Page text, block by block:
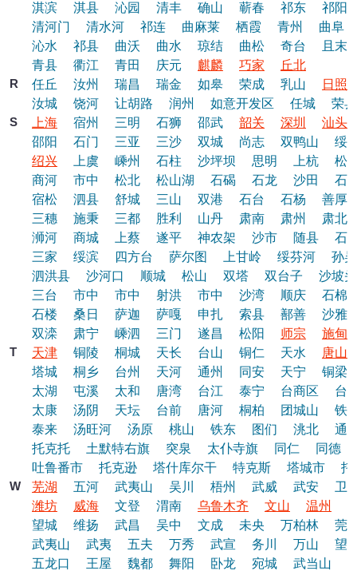
淇滨
淇县 沁园 清丰 确山 蕲春 祁东
祁阳
清河门
清水河 祁连 曲麻莱 栖霞 青州
曲阜
沁水
祁县 曲沃 曲水 琼结 曲松 奇台
且末
青县
衢江 青田 庆元 麒麟 巧家
丘北
R
任丘 汝州 瑞昌 瑞金 如皋 荣成 乳山
日照
汝城
饶河 让胡路 润州 如意开发区 任城
荣县
S
上海 宿州 三明 石狮 邵武 韶关 深圳
汕头
邵阳
石门 三亚 三沙 双城 尚志 双鸭山
绥
绍兴
上虞 嵊州 石柱 沙坪坝 思明 上杭
松
商河
市中 松北 松山湖 石碣 石龙 沙田
石
宿松
泗县 舒城 三山 双港 石台 石杨
善厚
三穗
施秉 三都 胜利 山丹 肃南 肃州
肃北
浉河
商城 上蔡 遂平 神农架 沙市 随县
石
三家
绥滨 四方台 萨尔图 上甘岭 绥芬河
孙吴
泗洪县
沙河口 顺城 松山 双塔 双台子
沙坡头
三台
市中 市中 射洪 市中 沙湾 顺庆
石棉
石楼
桑日 萨迦 萨嘎 申扎 索县 鄯善
沙雅
双滦
肃宁 嵊泗 三门 遂昌 松阳 师宗
施甸
T
天津 铜陵 桐城 天长 台山 铜仁 天水
唐山
塔城
桐乡 台州 天河 通州 同安 天宁
铜梁
太湖
屯溪 太和 唐湾 台江 泰宁 台商区
台
太康
汤阴 天坛 台前 唐河 桐柏 团城山
铁
泰来
汤旺河 汤原 桃山 铁东 图们 洮北
通
托克托
土默特右旗 突泉 太仆寺旗 同仁
同德
吐鲁番市
托克逊 塔什库尔干 特克斯 塔城市
托
W
芜湖 五河 武夷山 吴川 梧州 武威 武安
卫
潍坊
威海 文登 渭南 乌鲁木齐 文山 温州
望城
维扬 武昌 吴中 文成 未央 万柏林
莞
武夷山
武夷 五夫 万秀 武宣 务川 万山
望
五龙口
王屋 魏都 舞阳 卧龙 宛城 武当山